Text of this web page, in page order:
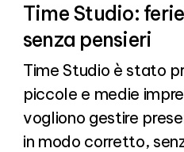
Time Studio:
senza pensieri
Time Studio è stato
piccole e medie
vogliono gestire
in modo corretto,